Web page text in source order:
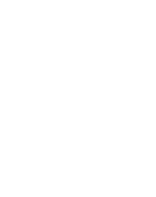
Auslagen)